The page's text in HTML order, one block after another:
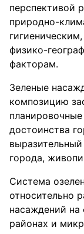
перспективой
природно-
физико-
факторам.
Зеленые
композицию
достоинства
города,
Система
относительно
насаждений на
районах и